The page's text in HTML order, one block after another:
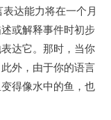
达能力将在一个月
或解释事件时初步
达它。那时，当你
外，由于你的语言
得像水中的鱼，也